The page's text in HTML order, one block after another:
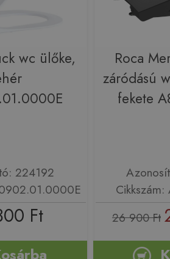
wc ülőke,
224192
Ft
Roca
záródású
fekete
26 900 Ft